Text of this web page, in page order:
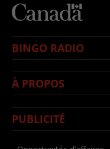
BINGO RADIO
À PROPOS
PUBLICITÉ